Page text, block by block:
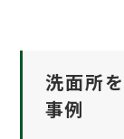
洗面所
事例